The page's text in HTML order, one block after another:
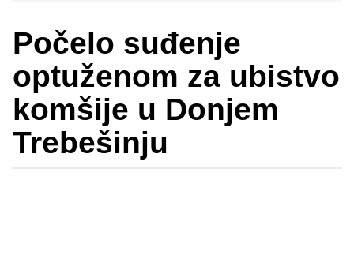
Počelo suđenje
optuženom za ubistvo
komšije u Donjem
Trebešinju